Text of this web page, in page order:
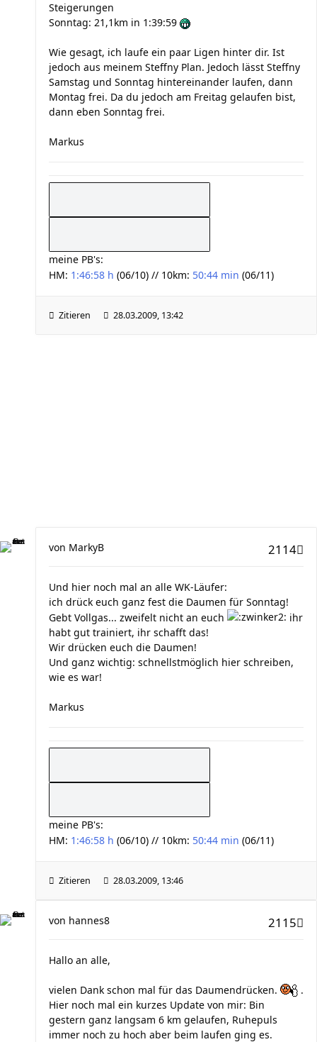
Steigerungen
Sonntag: 21,1km in 1:39:59
Wie gesagt, ich laufe ein paar Ligen hinter dir. Ist
jedoch aus meinem Steffny Plan. Jedoch lässt Steffny
Samstag und Sonntag hintereinander laufen, dann
Montag frei. Da du jedoch am Freitag gelaufen bist,
dann eben Sonntag frei.
Markus
meine PB's:
HM: 1:46:58 h (06/10) // 10km: 50:44 min (06/11)
Zitieren 28.03.2009, 13:42
2114
von MarkyB
Und hier noch mal an alle WK-Läufer:
ich drück euch ganz fest die Daumen für Sonntag!
Gebt Vollgas... zweifelt nicht an euch
ihr
habt gut trainiert, ihr schafft das!
Wir drücken euch die Daumen!
Und ganz wichtig: schnellstmöglich hier schreiben,
wie es war!
Markus
meine PB's:
HM: 1:46:58 h (06/10) // 10km: 50:44 min (06/11)
Zitieren 28.03.2009, 13:46
2115
von hannes8
Hallo an alle,
vielen Dank schon mal für das Daumendrücken.
.
Hier noch mal ein kurzes Update von mir: Bin
gestern ganz langsam 6 km gelaufen, Ruhepuls
immer noch zu hoch aber beim laufen ging es.